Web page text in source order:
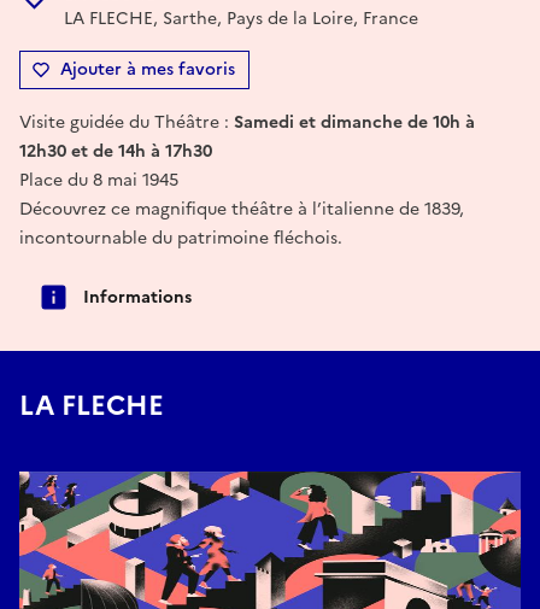
LA FLECHE, Sarthe, Pays de la Loire, France
Ajouter à mes favoris
Visite guidée du Théâtre : Samedi et dimanche de 10h à
12h30 et de 14h à 17h30
Place du 8 mai 1945
Découvrez ce magnifique théâtre à l’italienne de 1839,
incontournable du patrimoine fléchois.
Informations
LA FLECHE